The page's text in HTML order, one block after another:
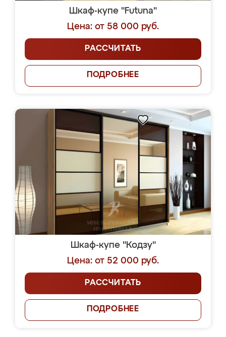
Шкаф-купе "Futuna"
Цена: от 58 000 руб.
РАССЧИТАТЬ
ПОДРОБНЕЕ
Шкаф-купе "Кодзу"
Цена: от 52 000 руб.
РАССЧИТАТЬ
ПОДРОБНЕЕ